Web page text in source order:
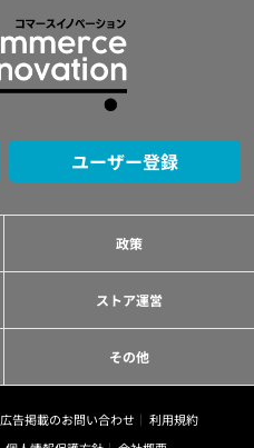
ユーザー登録
政策
ストア運営
その他
広告掲載のお問い合わせ
利用規約